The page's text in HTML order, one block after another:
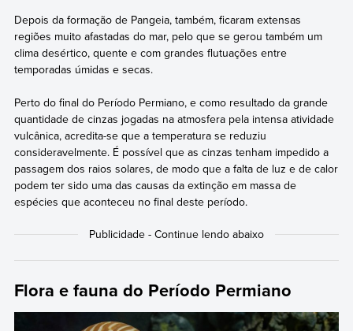
Depois da formação de Pangeia, também, ficaram extensas
regiões muito afastadas do mar, pelo que se gerou também um
clima desértico, quente e com grandes flutuações entre
temporadas úmidas e secas.
Perto do final do Período Permiano, e como resultado da grande
quantidade de cinzas jogadas na atmosfera pela intensa atividade
vulcânica, acredita-se que a temperatura se reduziu
consideravelmente. É possível que as cinzas tenham impedido a
passagem dos raios solares, de modo que a falta de luz e de calor
podem ter sido uma das causas da extinção em massa de
espécies que aconteceu no final deste período.
Flora e fauna do Período Permiano